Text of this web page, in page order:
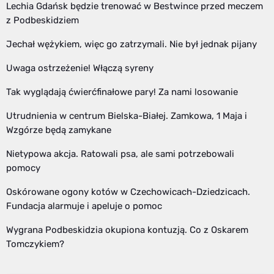
Lechia Gdańsk będzie trenować w Bestwince przed meczem
z Podbeskidziem
Jechał wężykiem, więc go zatrzymali. Nie był jednak pijany
Uwaga ostrzeżenie! Włączą syreny
Tak wyglądają ćwierćfinałowe pary! Za nami losowanie
Utrudnienia w centrum Bielska-Białej. Zamkowa, 1 Maja i
Wzgórze będą zamykane
Nietypowa akcja. Ratowali psa, ale sami potrzebowali
pomocy
Oskórowane ogony kotów w Czechowicach-Dziedzicach.
Fundacja alarmuje i apeluje o pomoc
Wygrana Podbeskidzia okupiona kontuzją. Co z Oskarem
Tomczykiem?